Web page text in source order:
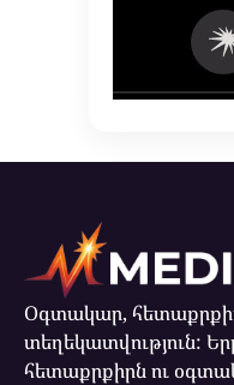
Օգտակար,
տեղեկատվություն:
հետաքրքիրն ու